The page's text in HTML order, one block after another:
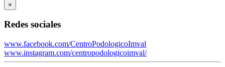
×
Redes sociales
www.facebook.com/CentroPodologicoImval
www.instagram.com/centropodologicoimval/